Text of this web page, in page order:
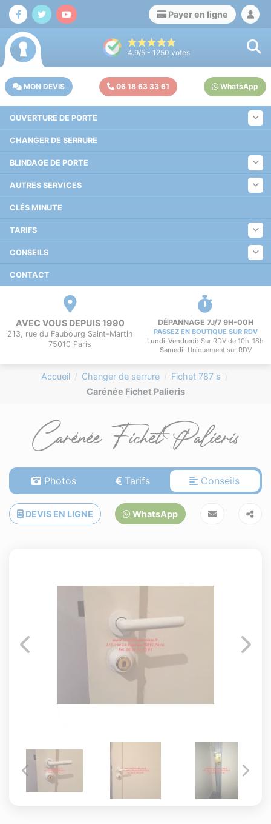
Payer en ligne
OUVERTURE DE PORTE
CHANGER DE SERRURE
BLINDAGE DE PORTE
AUTRES SERVICES
CLÉS MINUTE
TARIFS
CONSEILS
CONTACT
4.9/5 - 1250 votes
MON DEVIS 06 18 63 33 61 WhatsApp
AVEC VOUS DEPUIS 1990
213, rue du Faubourg Saint-Martin
75010 Paris
DÉPANNAGE 7J/7 9H-00H
PASSEZ EN BOUTIQUE SUR RDV
Lundi-Vendredi: Sur RDV de 10h-18h
Samedi: Uniquement sur RDV
Accueil Changer de serrure
Fichet 787 s
Carénée Fichet Palieris
Carénée Fichet Palieris
Photos Tarifs Conseils
DEVIS EN LIGNE WhatsApp